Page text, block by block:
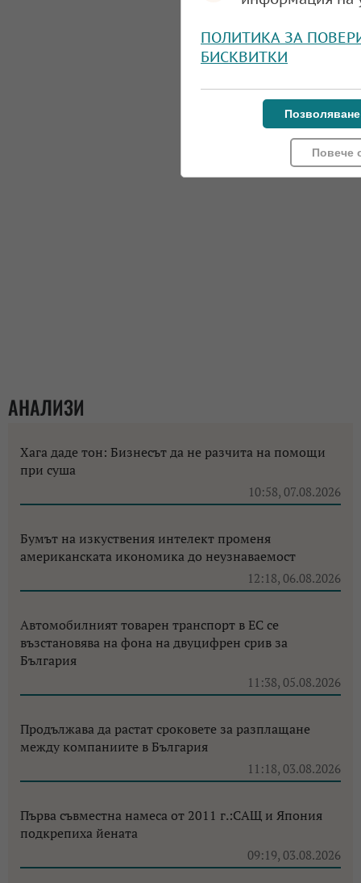
АНАЛИЗИ
Хага даде тон: Бизнесът да не разчита на помощи
при суша
10:58, 07.08.2026
Бумът на изкуствения интелект променя
американската икономика до неузнаваемост
12:18, 06.08.2026
Автомобилният товарен транспорт в ЕС се
възстановява на фона на двуцифрен срив за
България
11:38, 05.08.2026
Продължава да растат сроковете за разплащане
между компаниите в България
11:18, 03.08.2026
Първа съвместна намеса от 2011 г.:САЩ и Япония
подкрепиха йената
09:19, 03.08.2026
ПОЛИТИКА ЗА
БИСКВИТКИ
Повече